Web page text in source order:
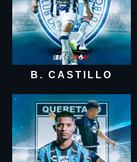
B. CASTILLO